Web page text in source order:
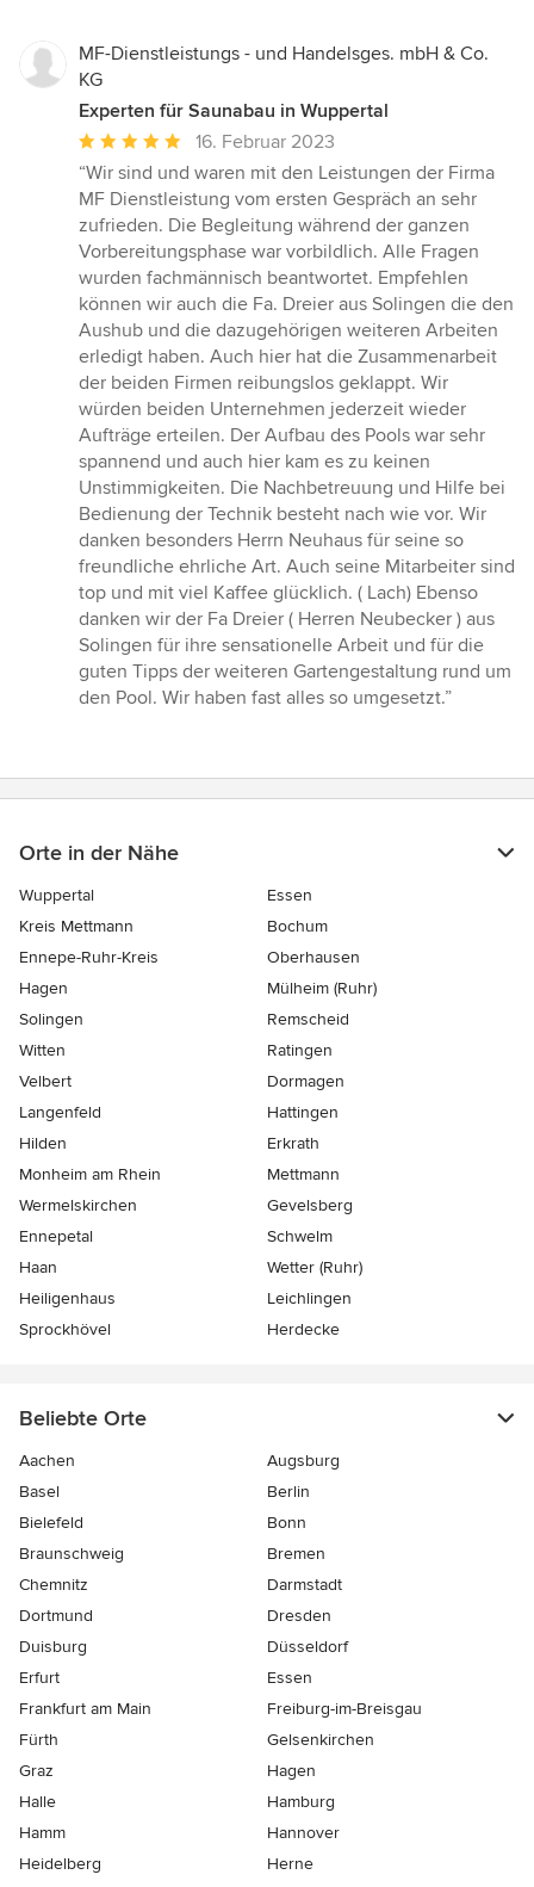
MF-Dienstleistungs - und Handelsges. mbH & Co.
KG
Experten für Saunabau in Wuppertal
Durchschnittliche
Bewertung:
5
von
5
Sternen
16. Februar 2023
“Wir sind und waren mit den Leistungen der Firma
MF Dienstleistung vom ersten Gespräch an sehr
zufrieden. Die Begleitung während der ganzen
Vorbereitungsphase war vorbildlich. Alle Fragen
wurden fachmännisch beantwortet. Empfehlen
können wir auch die Fa. Dreier aus Solingen die den
Aushub und die dazugehörigen weiteren Arbeiten
erledigt haben. Auch hier hat die Zusammenarbeit
der beiden Firmen reibungslos geklappt. Wir
würden beiden Unternehmen jederzeit wieder
Aufträge erteilen. Der Aufbau des Pools war sehr
spannend und auch hier kam es zu keinen
Unstimmigkeiten. Die Nachbetreuung und Hilfe bei
Bedienung der Technik besteht nach wie vor. Wir
danken besonders Herrn Neuhaus für seine so
freundliche ehrliche Art. Auch seine Mitarbeiter sind
top und mit viel Kaffee glücklich. ( Lach) Ebenso
danken wir der Fa Dreier ( Herren Neubecker ) aus
Solingen für ihre sensationelle Arbeit und für die
guten Tipps der weiteren Gartengestaltung rund um
den Pool. Wir haben fast alles so umgesetzt.”
Orte in der Nähe
Wuppertal
Essen
Kreis Mettmann
Bochum
Ennepe-Ruhr-Kreis
Oberhausen
Hagen
Mülheim (Ruhr)
Solingen
Remscheid
Witten
Ratingen
Velbert
Dormagen
Langenfeld
Hattingen
Hilden
Erkrath
Monheim am Rhein
Mettmann
Wermelskirchen
Gevelsberg
Ennepetal
Schwelm
Haan
Wetter (Ruhr)
Heiligenhaus
Leichlingen
Sprockhövel
Herdecke
Beliebte Orte
Aachen
Augsburg
Basel
Berlin
Bielefeld
Bonn
Braunschweig
Bremen
Chemnitz
Darmstadt
Dortmund
Dresden
Duisburg
Düsseldorf
Erfurt
Essen
Frankfurt am Main
Freiburg-im-Breisgau
Fürth
Gelsenkirchen
Graz
Hagen
Halle
Hamburg
Hamm
Hannover
Heidelberg
Herne